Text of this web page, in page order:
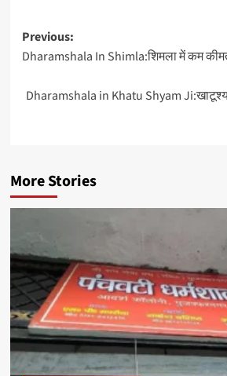
Previous:
Dharamshala In Shimla:शिमला में कम
Dharamshala in Khatu Shyam
More Stories